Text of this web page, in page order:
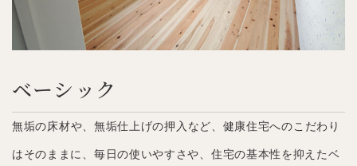
ベーシック
無垢の床材や、無垢仕上げの押入など、健康住宅へのこだわり
はそのままに、毎日の使いやすさや、住宅の基本性を抑えたベ